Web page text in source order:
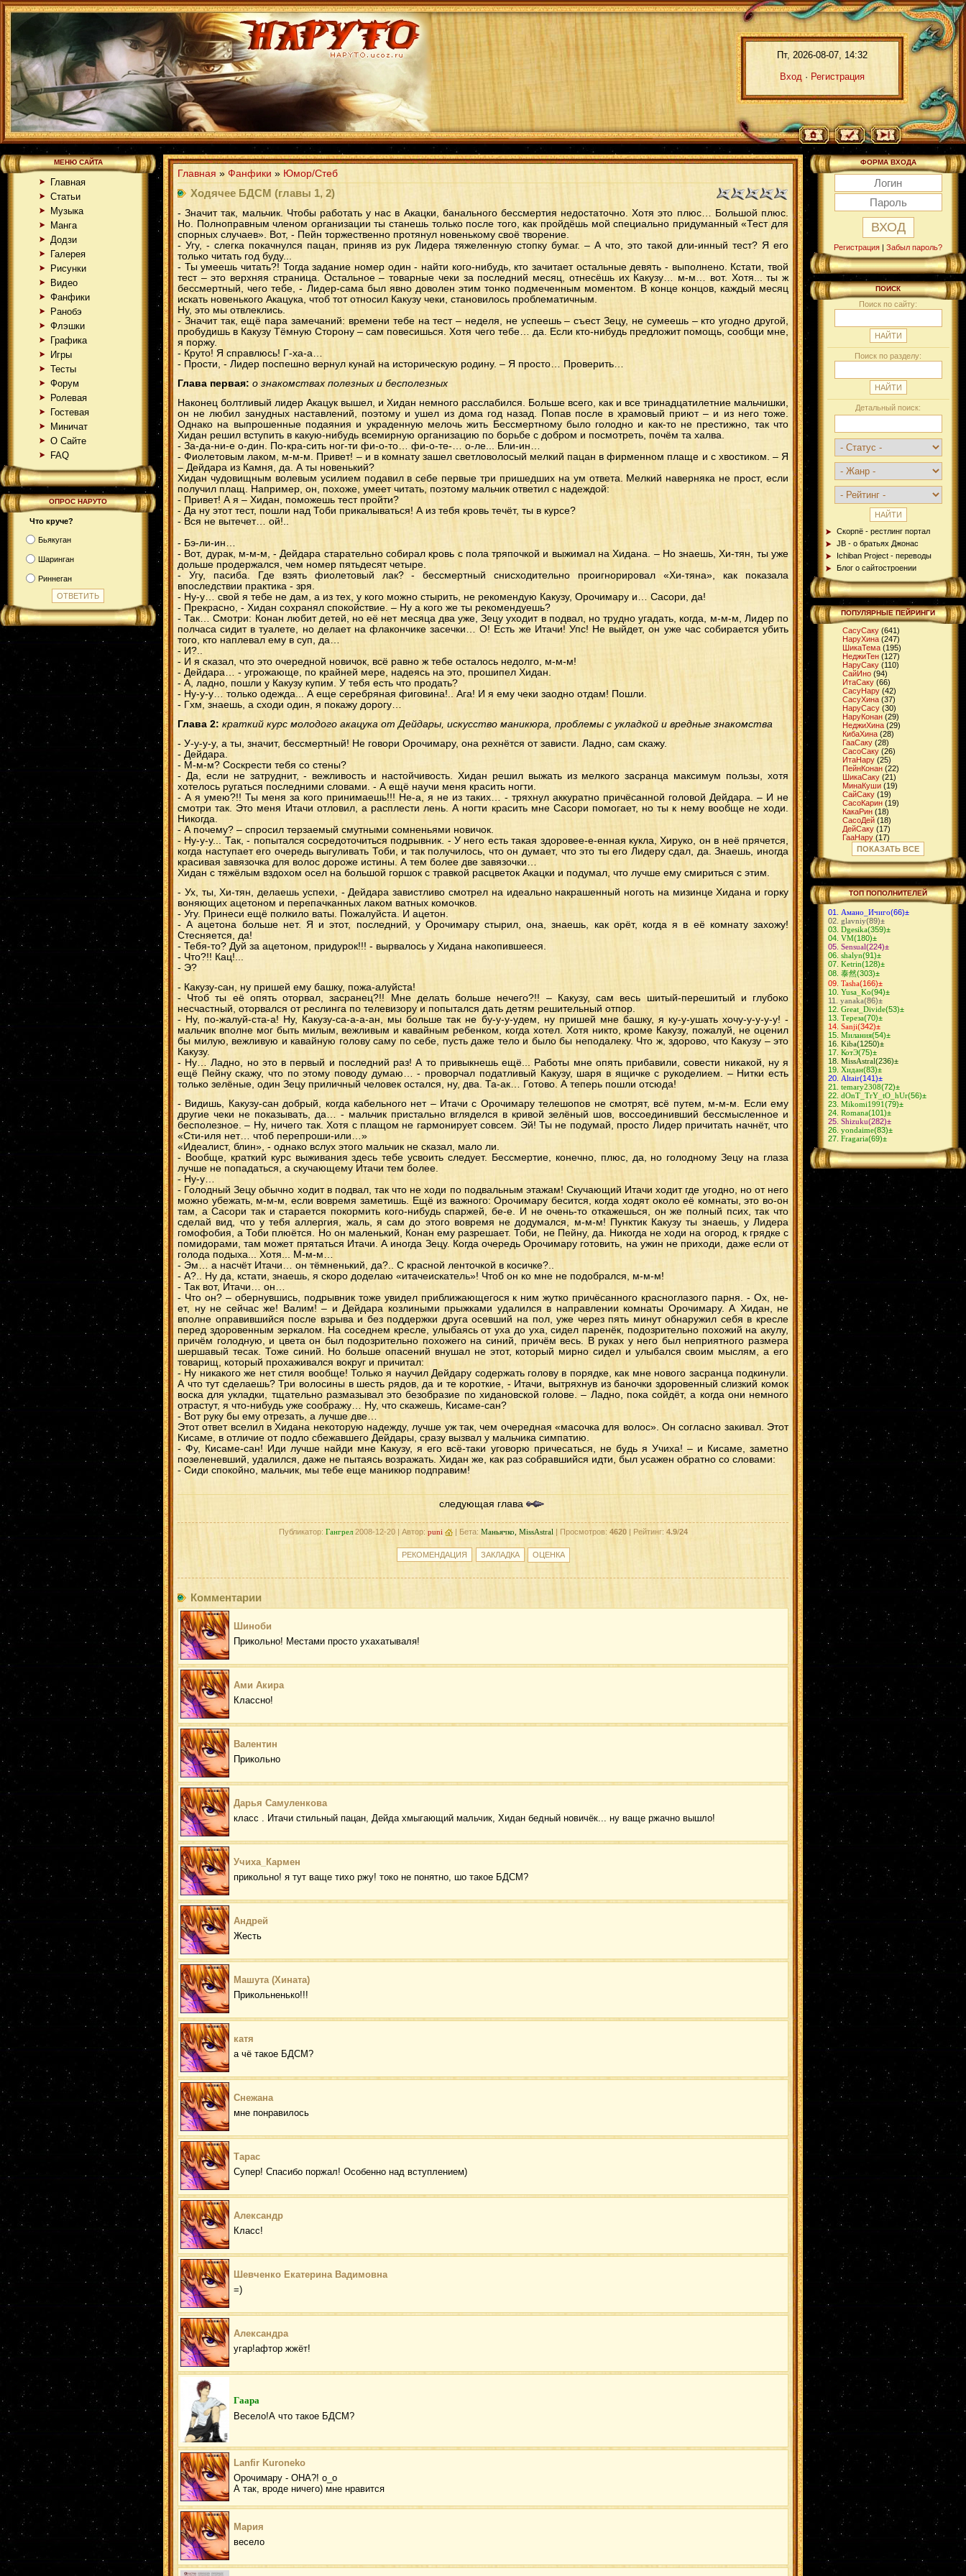
Пт, 2026-08-07, 14:32
Вход · Регистрация
МЕНЮ САЙТА
Главная
Статьи
Музыка
Манга
Додзи
Галерея
Рисунки
Видео
Фанфики
Ранобэ
Флэшки
Графика
Игры
Тесты
Форум
Ролевая
Гостевая
Миничат
О Сайте
FAQ
ОПРОС НАРУТО
Что круче?
Бьякуган
Шаринган
Риннеган
Главная » Фанфики » Юмор/Стеб
Ходячее БДСМ (главы 1, 2)
- Значит так, мальчик. Чтобы работать у нас в Акацки, банального бессмертия недостаточно. Хотя это плюс… Большой плюс.
Но. Полноправным членом организации ты станешь только после того, как пройдёшь мой специально придуманный «Тест для
спорных случаев». Вот, - Пейн торжественно протянул новенькому своё творение.
- Угу, - слегка покачнулся пацан, приняв из рук Лидера тяжеленную стопку бумаг. – А что, это такой дли-инный тест? Я его
только читать год буду...
- Ты умеешь читать?! Тогда задание номер один - найти кого-нибудь, кто зачитает остальные девять - выполнено. Кстати, твой
тест – это верхняя страница. Остальное – товарные чеки за последний месяц, отнесёшь их Какузу… м-м… вот. Хотя... ты ж
бессмертный, чего тебе, - Лидер-сама был явно доволен этим тонко подмеченным моментом. В конце концов, каждый месяц
искать новенького Акацука, чтоб тот относил Какузу чеки, становилось проблематичным.
Ну, это мы отвлеклись.
- Значит так, ещё пара замечаний: времени тебе на тест – неделя, не успеешь – съест Зецу, не сумеешь – кто угодно другой,
пробудишь в Какузу Тёмную Сторону – сам повесишься. Хотя чего тебе… да. Если кто-нибудь предложит помощь, сообщи мне,
я поржу.
- Круто! Я справлюсь! Г-ха-а…
- Прости, - Лидер поспешно вернул кунай на историческую родину. – Я просто… Проверить…
Глава первая: о знакомствах полезных и бесполезных
Наконец болтливый лидер Акацук вышел, и Хидан немного расслабился. Больше всего, как и все тринадцатилетние мальчишки,
он не любил занудных наставлений, поэтому и ушел из дома год назад. Попав после в храмовый приют – и из него тоже.
Однако на выпрошенные подаяния и украденную мелочь жить Бессмертному было голодно и как-то не престижно, так что
Хидан решил вступить в какую-нибудь всемирную организацию по борьбе с добром и посмотреть, почём та халва.
- За-да-ни-е о-дин. По-кра-сить ног-ти фи-о-то… фи-о-те-… о-ле... Бли-ин…
- Фиолетовым лаком, м-м-м. Привет! – и в комнату зашел светловолосый мелкий пацан в фирменном плаще и с хвостиком. – Я
– Дейдара из Камня, да. А ты новенький?
Хидан чудовищным волевым усилием подавил в себе первые три пришедших на ум ответа. Мелкий наверняка не прост, если
получил плащ. Например, он, похоже, умеет читать, поэтому мальчик ответил с надеждой:
- Привет! А я – Хидан, поможешь тест пройти?
- Да ну этот тест, пошли над Тоби прикалываться! А из тебя кровь течёт, ты в курсе?
- Вся не вытечет… ой!..
- Бэ-ли-ин…
- Вот, дурак, м-м-м, - Дейдара старательно собирал кровь с пола тряпочкой и выжимал на Хидана. – Но знаешь, Хи-тян, ты уже
дольше продержался, чем номер пятьдесят четыре.
- Угу, пасиба. Где взять фиолетовый лак? - бессмертный снисходительно проигнорировал «Хи-тяна», как показала
впоследствии практика - зря.
- Ну-у… свой я тебе не дам, а из тех, у кого можно стырить, не рекомендую Какузу, Орочимару и… Сасори, да!
- Прекрасно, - Хидан сохранял спокойствие. – Ну а кого же ты рекомендуешь?
- Так… Смотри: Конан любит детей, но её нет месяца два уже, Зецу уходит в подвал, но трудно угадать, когда, м-м-м, Лидер по
полчаса сидит в туалете, но делает на флакончике засечки… О! Есть же Итачи! Упс! Не выйдет, он уже час собирается убить
того, кто наплевал ему в суп, да…
- И?..
- И я сказал, что это очередной новичок, всё равно ж тебе осталось недолго, м-м-м!
- Дейдара… - угрожающе, по крайней мере, надеясь на это, прошипел Хидан.
- А, ладно, пошли у Какузу купим. У тебя есть что продать?
- Ну-у-у… только одежда... А еще серебряная фиговина!.. Ага! И я ему чеки заодно отдам! Пошли.
- Гхм, знаешь, а сходи один, я покажу дорогу…
Глава 2: краткий курс молодого акацука от Дейдары, искусство маникюра, проблемы с укладкой и вредные знакомства
- У-у-у-у, а ты, значит, бессмертный! Не говори Орочимару, она рехнётся от зависти. Ладно, сам скажу.
- Дейдара.
- М-м-м? Соскрести тебя со стены?
- Да, если не затруднит, - вежливость и настойчивость. Хидан решил выжать из мелкого засранца максимум пользы, хотя
хотелось ругаться последними словами. - А ещё научи меня красить ногти.
- А я умею?!! Ты меня за кого принимаешь!!! Не-а, я не из таких… - тряхнул аккуратно причёсанной головой Дейдара. – И не
смотри так. Это меня Итачи отловил, а расплести лень. А ногти красить мне Сасори помогает, но ты к нему вообще не ходи.
Никогда.
- А почему? – спросил терзаемый смутными сомненьями новичок.
- Ну-у-у... Так, - попытался сосредоточиться подрывник. - У него есть такая здоровее-е-енная кукла, Хируко, он в неё прячется,
когда наступает его очередь выгуливать Тоби, и так получилось, что он думает, что это ты его Лидеру сдал, да. Знаешь, иногда
красивая завязочка для волос дороже истины. А тем более две завязочки…
Хидан с тяжёлым вздохом осел на большой горшок с травкой расцветок Акацки и подумал, что лучше ему смириться с этим.
- Ух, ты, Хи-тян, делаешь успехи, - Дейдара завистливо смотрел на идеально накрашенный ноготь на мизинце Хидана и горку
воняющих ацетоном и перепачканных лаком ватных комочков.
- Угу. Принеси ещё полкило ваты. Пожалуйста. И ацетон.
- А ацетона больше нет. Я и этот, последний, у Орочимару стырил, она, знаешь, как орёт, когда я в её комнату захожу!
Стесняется, да!
- Тебя-то? Дуй за ацетоном, придурок!!! - вырвалось у Хидана накопившееся.
- Что?!! Кац!...
- Э?
- Какузу-сан, ну пришей ему башку, пожа-алуйста!
- Чтоб ты её опять оторвал, засранец?!! Мне делать больше нечего?!! – Какузу, сам весь шитый-перешитый и глубоко
несчастный, оторвался от реслинга по телевизору и попытался дать детям решительный отпор.
- Ну, по-жалуй-ста-а! Ну, Какузу-са-а-а-ан, мы больше так не бу-у-у-удем, ну пришей мне башку, я ку-у-ушать хочу-у-у-у-у! -
мальчик вполне мог быть милым, вежливым и кавайным ребенком, когда хотел. Хотя никто, кроме Какузу, пожалуй, не оценил
бы милую, вежливую и кавайную голову саму по себе, пусть даже тело и было бы неподалеку. Что ж, здорово, что Какузу – это
Какузу.
- Ну… Ладно, но это в первый и последний раз! А то привыкнешь ещё... Работы мне опять прибавили, совести никакой, ну я
ещё Пейну скажу, что по этому поводу думаю… - проворчал податливый Какузу, шаря в ящичке с рукоделием. – Нитки есть
только зелёные, один Зецу приличный человек остался, ну, два. Та-ак… Готово. А теперь пошли отсюда!
- Видишь, Какузу-сан добрый, когда кабельного нет – Итачи с Орочимару телешопов не смотрят, всё путем, м-м-м. Если ему
другие чеки не показывать, да… - мальчик пристально вгляделся в кривой зелёный шов, воссоединивший бессмысленное и
бесполезное. – Ну, ничего так. Хотя с плащом не гармонирует совсем. Эй! Ты не подумай, просто Лидер причитать начнёт, что
«Сти-иля нет… чтоб перепроши-или…»
«Идеалист, блин», - однако вслух этого мальчик не сказал, мало ли.
- Вообще, краткий курс выживания здесь тебе усвоить следует. Бессмертие, конечно, плюс, да, но голодному Зецу на глаза
лучше не попадаться, а скучающему Итачи тем более.
- Ну-у…
- Голодный Зецу обычно ходит в подвал, так что не ходи по подвальным этажам! Скучающий Итачи ходит где угодно, но от него
можно убежать, м-м-м, если вовремя заметишь. Ещё из важного: Орочимару бесится, когда ходят около её комнаты, это во-он
там, а Сасори так и старается покормить кого-нибудь спаржей, бе-е. И не очень-то откажешься, он же полный псих, так что
сделай вид, что у тебя аллергия, жаль, я сам до этого вовремя не додумался, м-м-м! Пунктик Какузу ты знаешь, у Лидера
гомофобия, а Тоби плюётся. Но он маленький, Конан ему разрешает. Тоби, не Пейну, да. Никогда не ходи на огород, к грядке с
помидорами, там может прятаться Итачи. А иногда Зецу. Когда очередь Орочимару готовить, на ужин не приходи, даже если от
голода подыха... Хотя... М-м-м…
- Эм… а насчёт Итачи… он тёмненький, да?.. С красной ленточкой в косичке?..
- А?.. Ну да, кстати, знаешь, я скоро доделаю «итачеискатель»! Чтоб он ко мне не подобрался, м-м-м!
- Так вот, Итачи… он…
- Что он? – обернувшись, подрывник тоже увидел приближающегося к ним жутко причёсанного красноглазого парня. - Ох, не-
ет, ну не сейчас же! Валим! – и Дейдара козлиными прыжками удалился в направлении комнаты Орочимару. А Хидан, не
вполне оправившийся после взрыва и без поддержки друга осевший на пол, уже через пять минут обнаружил себя в кресле
перед здоровенным зеркалом. На соседнем кресле, улыбаясь от уха до уха, сидел паренёк, подозрительно похожий на акулу,
причём голодную, и цвета он был подозрительно похожего на синий, причём весь. В руках у него был неприятного размера
шершавый тесак. Тоже синий. Но больше опасений внушал не этот, который мирно сидел и улыбался своим мыслям, а его
товарищ, который прохаживался вокруг и причитал:
- Ну никакого же нет стиля вообще! Только я научил Дейдару содержать голову в порядке, как мне нового засранца подкинули.
А что тут сделаешь? Три волосины в шесть рядов, да и те короткие, - Итачи, вытряхнув из баночки здоровенный слизкий комок
воска для укладки, тщательно размазывал это безобразие по хидановской голове. – Ладно, пока сойдёт, а когда они немного
отрастут, я что-нибудь уже соображу… Ну, что скажешь, Кисаме-сан?
- Вот руку бы ему отрезать, а лучше две…
Этот ответ вселил в Хидана некоторую надежду, лучше уж так, чем очередная «масочка для волос». Он согласно закивал. Этот
Кисаме, в отличие от подло сбежавшего Дейдары, сразу вызвал у мальчика симпатию.
- Фу, Кисаме-сан! Иди лучше найди мне Какузу, я его всё-таки уговорю причесаться, не будь я Учиха! – и Кисаме, заметно
позеленевший, удалился, даже не пытаясь возражать. Хидан же, как раз собравшийся идти, был усажен обратно со словами:
- Сиди спокойно, мальчик, мы тебе еще маникюр подправим!
следующая глава
Публикатор: Гангрел2008-12-20 | Автор: puni | Бета: Маньячко, MissAstral | Просмотров: 4620| Рейтинг: 4.9/24
Комментарии
Шиноби
Прикольно! Местами просто ухахатываля!
Ами Акира
Классно!
Валентин
Прикольно
Дарья Самуленкова
класс . Итачи стильный пацан, Дейда хмыгающий мальчик, Хидан бедный новичёк... ну ваще ржачно вышло!
Учиха_Кармен
прикольно! я тут ваще тихо ржу! токо не понятно, шо такое БДСМ?
Андрей
Жесть
Машута (Хината)
Прикольненько!!!
катя
а чё такое БДСМ?
Снежана
мне понравилось
Тарас
Супер! Спасибо поржал! Особенно над вступлением)
Александр
Класс!
Шевченко Екатерина Вадимовна
=)
Александра
угар!афтор жжёт!
Гaapa
Весело!А что такое БДСМ?
Lanfir Kuroneko
Орочимару - ОНА?! о_о
А так, вроде ничего) мне нравится
Мария
весело
ФОРМА ВХОДА
Регистрация | Забыл пароль?
ПОИСК
Поиск по сайту:
Поиск по разделу:
Детальный поиск:
Скорпё - рестлинг портал
JB - о братьях Джонас
Ichiban Project - переводы
Блог о сайтостроении
ПОПУЛЯРНЫЕ ПЕЙРИНГИ
СасуСаку (641)
НаруХина (247)
ШикаТема (195)
НеджиТен (127)
НаруСаку (110)
СайИно (94)
ИтaСаку (66)
СасуНару (42)
СасуХина (37)
НаруСасу (30)
НаруКонан (29)
НеджиХина (29)
КибаХина (28)
ГааСаку (28)
СасоСаку (26)
ИтаНару (25)
ПейнКонан (22)
ШикаСаку (21)
МинаКуши (19)
СайСаку (19)
СасоКарин (19)
КакаРин (18)
СасоДей (18)
ДейСаку (17)
ГааНару (17)
ШикаИно(16)
ГааМацу(16)
ДжираЦуна(15)
ЧоджиИно(14)
СуйКарин(14)
КибаТен(14)
КибаНару(13)
НеджиСаку(12)
ИтаСасу(12)
ДейИно(11)
МадаСаку
ГенмаИно(11)
СасуИно(10)
ХиданНии(10)
ИтаДей(10)
ГааХина(9)
СасоХина(9)
ЗецуДей(9)
ОбиРин(9)
ШиноКиба(8)
СасуТен(8)
КакаСаку(8)
КакуХидан(8)
КибаШино
СасуНеджи(8)
КанкуСаку(7)
КьюбиНару
СасуКарин(6)
АсуКуре(6)
НеджиНару(6)
КанкуТен(6)
СайНару(6)
ЛиСаку(5)
НеджиЦуна(5)
ЛиТен(5)
НеджиИно(4)
КакаШизу
(4)
ФугаМико
(4)
ДейХина
ИтаХана
КанкуТема
ИтаКиса
ОроАнко
ХаятеЮгао
КакаАнко
ГенмаЮгао (2)
КисаТема
(2)
ШикаШихо
ДейИта
СасоКонан
(2)
ОроХина
(2)
КанкуИно
КабуОро
итасаку
КимиТаю
(2)
Канкуро
ГааЛи
(2)
НеджиСасу (2)
ШиноИно
(2)
СайХана
ЧоджиШино
ПейнДей
ИтаОро
ЧоуИно
КибаСаку
НаруТема
Итачи/Ино
(1)
Шикамару
(1)
ХаятеГенма
Саске/Самуи
ЗабуХаку
Ирука
НаруНеджи
(1)
ИтаКонан
СасуЦуна
МинаЦуна
(1)
Шино
(1)
(1)
ШикаКуре
Наруто и Хината
Акамару
Минато/Кушина
(1)
ТобиИта
Генма
КисаСаку
Тендзо (Ямато)
КанкуХана
(1)
ИноСаку
КисаХина
Киба/Хина
ангел
ХиданНару
(1)
КанкуХина
Тентен
СайТема
НаруЦуна
(1)
Минато/Ино (1)
ДейТема
ДжууЗецу
ОроКими
(1)
сай
Моеги
(1)
КибаИно
Неджи/Тен
СасуМито
(1)
ХиданТема
(1)
ПОКАЗАТЬ ВСЕ
ТОП ПОПОЛНИТЕЛЕЙ
Амано_Ичиго(66)±
glavniy(89)±
Dgesika(359)±
VM(180)±
Sensual(224)±
shalyn(91)±
Ketrin(128)±
泰然(303)±
Tasha(166)±
Yusa_Ko(94)±
yanaka(86)±
Great_Divide(53)±
Тереза(70)±
Sanji(342)±
Милания(54)±
Kiba(1250)±
КотЭ(75)±
MissAstral(236)±
Хидан(83)±
Altair(141)±
temary2308(72)±
dOnT_TrY_tO_hUr(56)±
Mikomi1991(79)±
Romana(101)±
Shizuku(282)±
yondaime(83)±
Fragaria(69)±